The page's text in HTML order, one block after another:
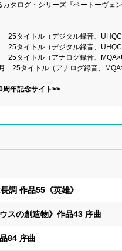
タログ・シリーズ『ベートーヴェ
25タイトル（デジタル録音、
25タイトル（デジタル録音、
25タイトル（アナログ録音、
25タイトル（アナログ録音、
周年記念サイト>>
調 作品55《英雄》
スの創造物》作品43 序曲
84 序曲